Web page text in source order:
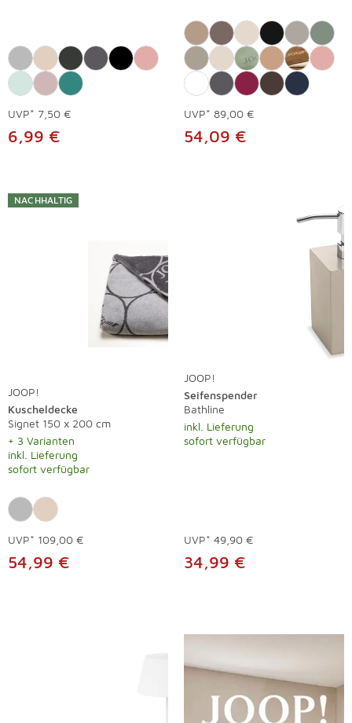
UVP* 7,50 €
6,99 €
UVP* 89,00 €
54,09 €
NACHHALTIG
JOOP!
Kuscheldecke
Signet 150 x 200 cm
+ 3 Varianten
inkl. Lieferung
sofort verfügbar
UVP* 109,00 €
54,99 €
JOOP!
Seifenspender
Bathline
inkl. Lieferung
sofort verfügbar
UVP* 49,90 €
34,99 €